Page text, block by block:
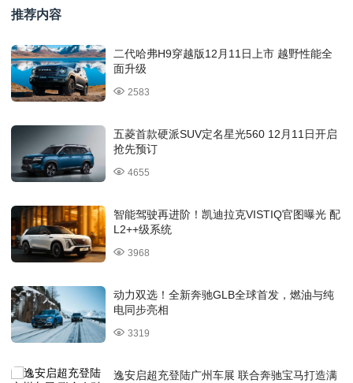
推荐内容
二代哈弗H9穿越版12月11日上市 越野性能全
面升级
2583
五菱首款硬派SUV定名星光560 12月11日开启
抢先预订
4655
智能驾驶再进阶！凯迪拉克VISTIQ官图曝光 配
L2++级系统
3968
动力双选！全新奔驰GLB全球首发，燃油与纯
电同步亮相
3319
逸安启超充登陆广州车展 联合奔驰宝马打造满